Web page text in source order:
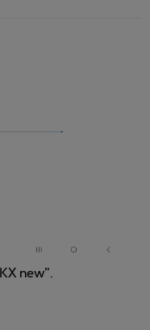
new”.